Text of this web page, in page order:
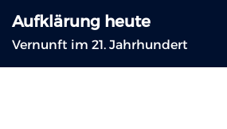
Inhalt
springen
Aufklärung heute
Vernunft im 21. Jahrhundert